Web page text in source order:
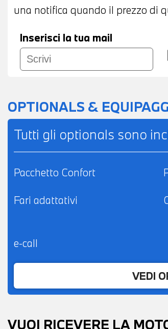
una notifica quando il prezzo di
Inserisci la tua mail
OPTIONALS &
Tutti gli optionals sono
Pacchetto Confort
Fari adattativi
e-call
VEDI
VUOI RICEVERE LA